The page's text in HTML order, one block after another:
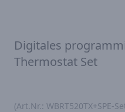
Digitales
Thermostat Set
(Art.Nr.: WBRT520TX+SPE-